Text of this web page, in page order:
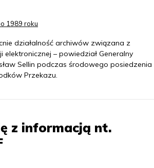
1989 roku
działalność archiwów związana z
– powiedział Generalny
Sellin podczas środowego posiedzenia
Przekazu.
z informacją nt.